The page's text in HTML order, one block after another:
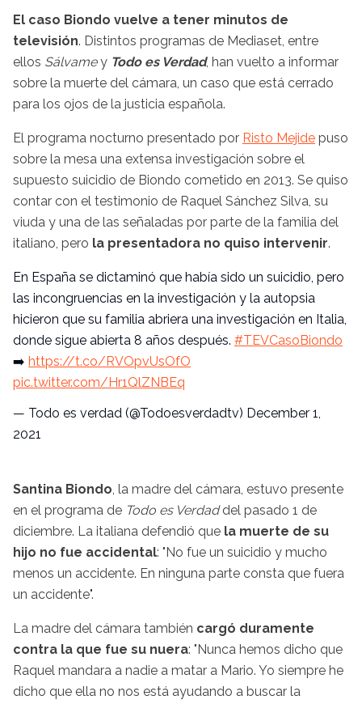
El caso Biondo vuelve a tener minutos de
televisión. Distintos programas de Mediaset, entre
ellos Sálvamey Todo es Verdad, han vuelto a informar
sobre la muerte del cámara, un caso que está cerrado
para los ojos de la justicia española.
El programa nocturno presentado por Risto Mejide puso
sobre la mesa una extensa investigación sobre el
supuesto suicidio de Biondo cometido en 2013. Se quiso
contar con el testimonio de Raquel Sánchez Silva, su
viuda y una de las señaladas por parte de la familia del
italiano, pero la presentadora no quiso intervenir.
En España se dictaminó que había sido un suicidio, pero
las incongruencias en la investigación y la autopsia
hicieron que su familia abriera una investigación en Italia,
donde sigue abierta 8 años después. #TEVCasoBiondo
➡️ https://t.co/RVOpvUsOfO
pic.twitter.com/Hr1QlZNBEq
— Todo es verdad (@Todoesverdadtv) December 1,
2021
Santina Biondo, la madre del cámara, estuvo presente
en el programa de Todo es Verdaddel pasado 1 de
diciembre. La italiana defendió que la muerte de su
hijo no fue accidental: "No fue un suicidio y mucho
menos un accidente. En ninguna parte consta que fuera
un accidente".
La madre del cámara también cargó duramente
contra la que fue su nuera: "Nunca hemos dicho que
Raquel mandara a nadie a matar a Mario. Yo siempre he
dicho que ella no nos está ayudando a buscar la